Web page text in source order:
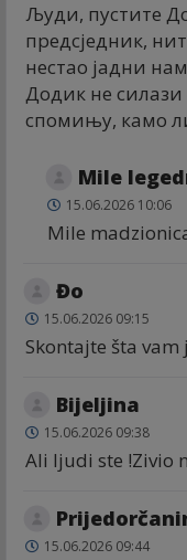
Људи, пустите
предсједник,
нестао јадни
Додик не силази
спомињу, камо
Mile
15.06.2026 10:06
Mile
Đo
15.06.2026 09:15
Skontajte šta
Bijeljina
15.06.2026 09:38
Ali ljudi ste !Zivio
15.06.2026 09:44